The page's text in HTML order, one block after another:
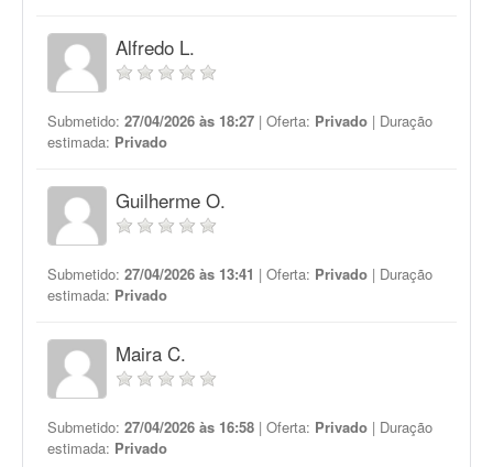
Alfredo L.
Submetido: 27/04/2026 às 18:27 | Oferta: Privado | Duração
estimada: Privado
Guilherme O.
Submetido: 27/04/2026 às 13:41 | Oferta: Privado | Duração
estimada: Privado
Maira C.
Submetido: 27/04/2026 às 16:58 | Oferta: Privado | Duração
estimada: Privado